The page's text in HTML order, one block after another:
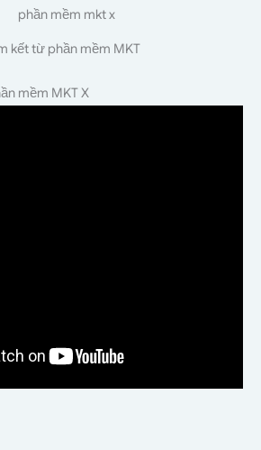
kết từ phần mềm MKT
mềm MKT X